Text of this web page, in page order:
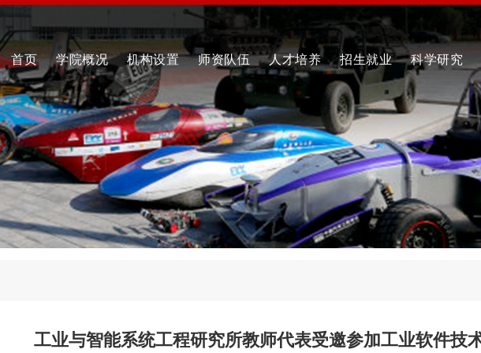
首页 学院概况 机构设置 师资队伍 人才培养 招生就业 科学研究
工业与智能系统工程研究所教师代表受邀参加工业软件技